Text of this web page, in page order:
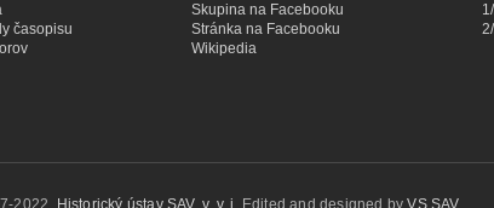
časopisu
Skupina na Facebooku
Stránka na Facebooku
Wikipedia